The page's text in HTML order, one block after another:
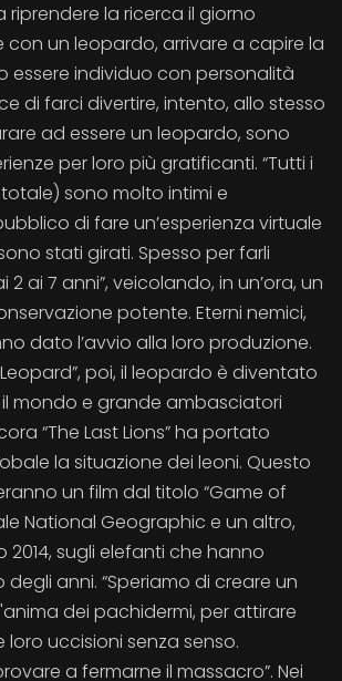
la ricerca il giorno
con un leopardo, arrivare a capire la
essere individuo con personalità
di farci divertire, intento, allo stesso
ad essere un leopardo, sono
per loro più gratificanti. “Tutti i
sono molto intimi e
di fare un’esperienza virtuale
stati girati. Spesso per farli
ai 7 anni”, veicolando, in un’ora, un
potente. Eterni nemici,
dato l’avvio alla loro produzione.
poi, il leopardo è diventato
mondo e grande ambasciatori
“The Last Lions” ha portato
la situazione dei leoni. Questo
un film dal titolo “Game of
National Geographic e un altro,
sugli elefanti che hanno
degli anni. “Speriamo di creare un
dei pachidermi, per attirare
loro uccisioni senza senso.
a fermarne il massacro”. Nei